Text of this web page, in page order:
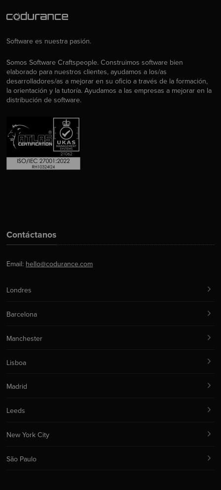
Software es nuestra pasión.
Somos Software Craftspeople. Construimos software bien
elaborado para nuestros clientes, ayudamos a los/as
desarrolladores/as a mejorar en su oficio a través de la formación,
la orientación y la tutoría. Ayudamos a las empresas a mejorar en la
distribución de software.
Contáctanos
Email: hello@codurance.com
Londres
Barcelona
Manchester
Lisboa
Madrid
Leeds
New York City
São Paulo